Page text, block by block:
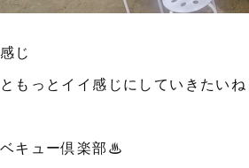
じ
もっとイイ感じにしていきたい
キュー倶楽部♨︎